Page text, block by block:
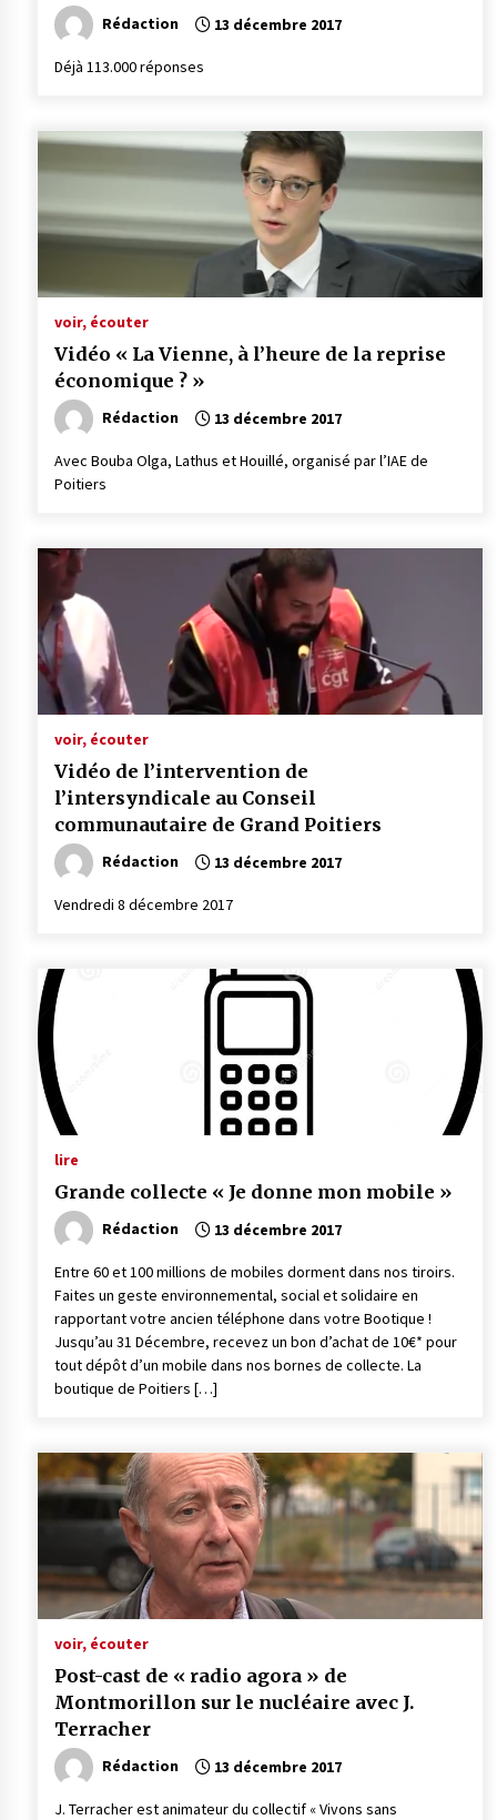
Rédaction 13 décembre 2017
Déjà 113.000 réponses
voir, écouter
Vidéo « La Vienne, à l’heure de la reprise
économique ? »
Rédaction 13 décembre 2017
Avec Bouba Olga, Lathus et Houillé, organisé par l’IAE de
Poitiers
voir, écouter
Vidéo de l’intervention de
l’intersyndicale au Conseil
communautaire de Grand Poitiers
Rédaction 13 décembre 2017
Vendredi 8 décembre 2017
lire
Grande collecte « Je donne mon mobile »
Rédaction 13 décembre 2017
Entre 60 et 100 millions de mobiles dorment dans nos tiroirs.
Faites un geste environnemental, social et solidaire en
rapportant votre ancien téléphone dans votre Bootique !
Jusqu’au 31 Décembre, recevez un bon d’achat de 10€* pour
tout dépôt d’un mobile dans nos bornes de collecte. La
boutique de Poitiers […]
voir, écouter
Post-cast de « radio agora » de
Montmorillon sur le nucléaire avec J.
Terracher
Rédaction 13 décembre 2017
J. Terracher est animateur du collectif « Vivons sans